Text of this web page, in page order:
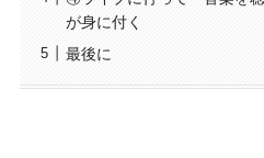
が身に付く
最後に